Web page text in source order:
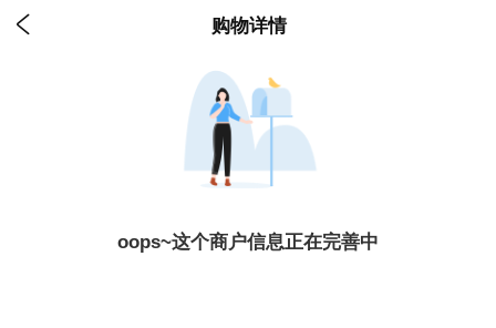
 购物详情
oops~这个商户信息正在完善中